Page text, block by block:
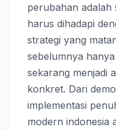
perubahan adalah
harus dihadapi
strategi yang
sebelumnya
sekarang menjadi
konkret. Dari
implementasi
modern indonesia